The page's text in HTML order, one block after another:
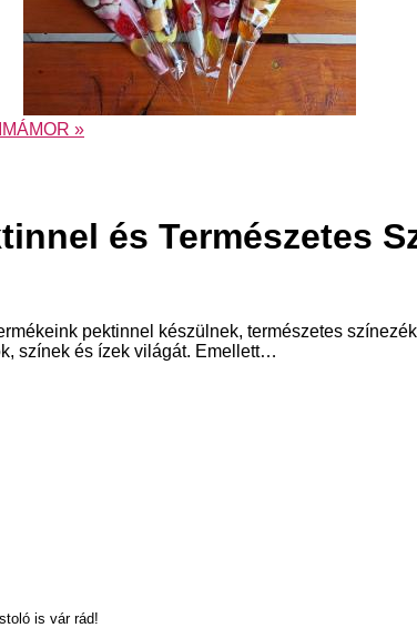
»
és Természetes
pektinnel készülnek, természetes
színek és ízek világát. Emellett…
is vár rád!